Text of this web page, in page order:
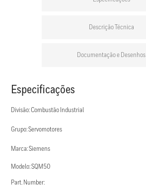
Descrição Técnica
Documentação e Desenhos
Especificações
Divisão: Combustão Industrial
Grupo: Servomotores
Marca: Siemens
Modelo: SQM50
Part. Number: